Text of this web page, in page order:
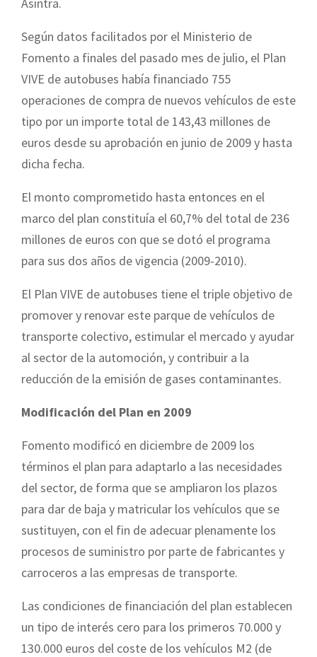
Según datos facilitados por el Ministerio de
Fomento a finales del pasado mes de julio, el Plan
VIVE de autobuses había financiado 755
operaciones de compra de nuevos vehículos de este
tipo por un importe total de 143,43 millones de
euros desde su aprobación en junio de 2009 y hasta
dicha fecha.
El monto comprometido hasta entonces en el
marco del plan constituía el 60,7% del total de 236
millones de euros con que se dotó el programa
para sus dos años de vigencia (2009-2010).
El Plan VIVE de autobuses tiene el triple objetivo de
promover y renovar este parque de vehículos de
transporte colectivo, estimular el mercado y ayudar
al sector de la automoción, y contribuir a la
reducción de la emisión de gases contaminantes.
Modificación del Plan en 2009
Fomento modificó en diciembre de 2009 los
términos el plan para adaptarlo a las necesidades
del sector, de forma que se ampliaron los plazos
para dar de baja y matricular los vehículos que se
sustituyen, con el fin de adecuar plenamente los
procesos de suministro por parte de fabricantes y
carroceros a las empresas de transporte.
Las condiciones de financiación del plan establecen
un tipo de interés cero para los primeros 70.000 y
130.000 euros del coste de los vehículos M2 (de